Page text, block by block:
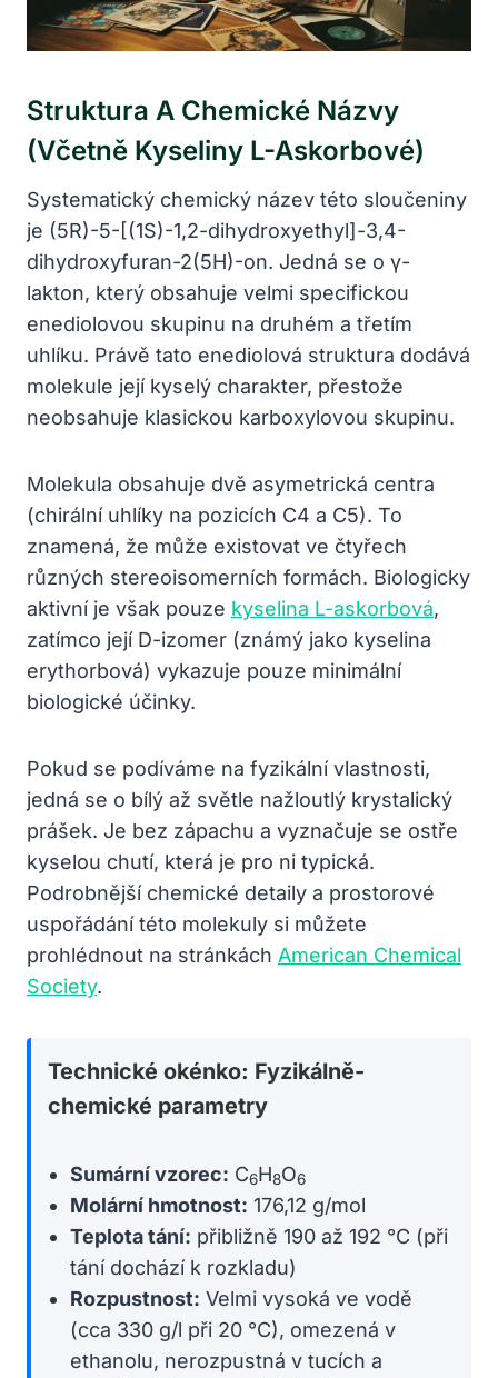
Struktura A Chemické Názvy
(včetně Kyseliny L-Askorbové)
Systematický chemický název této sloučeniny
je (5R)-5-[(1S)-1,2-dihydroxyethyl]-3,4-
dihydroxyfuran-2(5H)-on. Jedná se o γ-
lakton, který obsahuje velmi specifickou
enediolovou skupinu na druhém a třetím
uhlíku. Právě tato enediolová struktura dodává
molekule její kyselý charakter, přestože
neobsahuje klasickou karboxylovou skupinu.
Molekula obsahuje dvě asymetrická centra
(chirální uhlíky na pozicích C4 a C5). To
znamená, že může existovat ve čtyřech
různých stereoisomerních formách. Biologicky
aktivní je však pouze kyselina L-askorbová,
zatímco její D-izomer (známý jako kyselina
erythorbová) vykazuje pouze minimální
biologické účinky.
Pokud se podíváme na fyzikální vlastnosti,
jedná se o bílý až světle nažloutlý krystalický
prášek. Je bez zápachu a vyznačuje se ostře
kyselou chutí, která je pro ni typická.
Podrobnější chemické detaily a prostorové
uspořádání této molekuly si můžete
prohlédnout na stránkách American Chemical
Society.
Technické okénko: Fyzikálně-
chemické parametry
Sumární vzorec: C6H8O6
Molární hmotnost: 176,12 g/mol
Teplota tání: přibližně 190 až 192 °C (při
tání dochází k rozkladu)
Rozpustnost: Velmi vysoká ve vodě
(cca 330 g/l při 20 °C), omezená v
ethanolu, nerozpustná v tucích a